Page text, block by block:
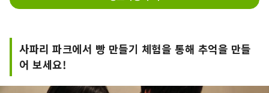
사파리 파크에서 빵 만들기 체험을 통해 추억을 만들
어 보세요!